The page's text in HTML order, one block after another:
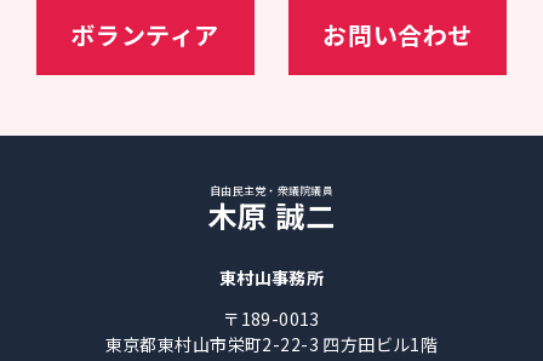
ボランティア お問い合わせ
自由民主党・衆議院議員
木原 誠二
東村山事務所
〒189-0013
東京都東村山市栄町2-22-3 四方田ビル1階